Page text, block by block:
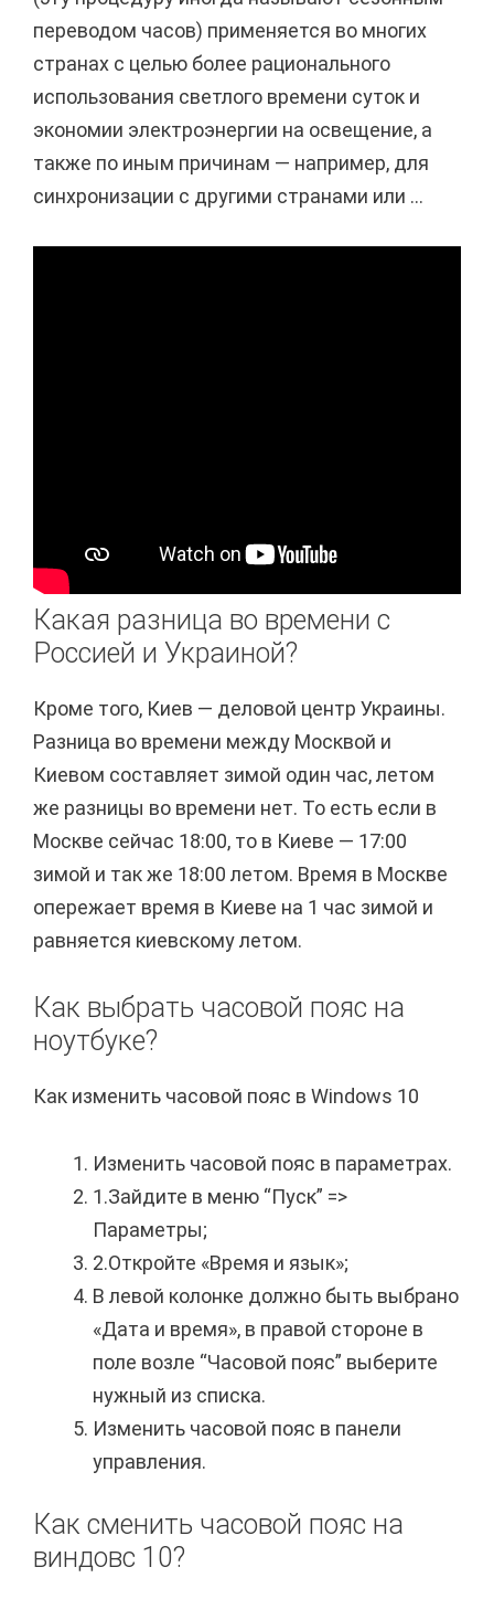
переводом часов) применяется во многих
странах с целью более рационального
использования светлого времени суток и
экономии электроэнергии на освещение, а
также по иным причинам — например, для
синхронизации с другими странами или ...
Какая разница во времени с
Россией и Украиной?
Кроме того, Киев — деловой центр Украины.
Разница во времени между Москвой и
Киевом составляет зимой один час, летом
же разницы во времени нет. То есть если в
Москве сейчас 18:00, то в Киеве — 17:00
зимой и так же 18:00 летом. Время в Москве
опережает время в Киеве на 1 час зимой и
равняется киевскому летом.
Как выбрать часовой пояс на
ноутбуке?
Как изменить часовой пояс в Windows 10
Изменить часовой пояс в параметрах.
1.Зайдите в меню “Пуск” =>
Параметры;
2.Откройте «Время и язык»;
В левой колонке должно быть выбрано
«Дата и время», в правой стороне в
поле возле “Часовой пояс” выберите
нужный из списка.
Изменить часовой пояс в панели
управления.
Как сменить часовой пояс на
виндовс 10?